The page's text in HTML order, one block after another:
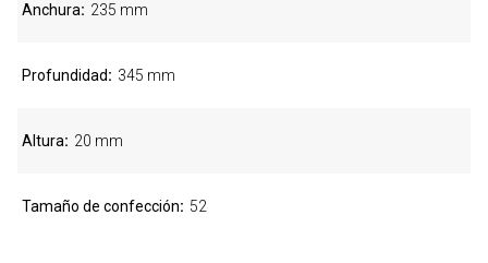
Anchura 235 mm
Profundidad 345 mm
Altura 20 mm
Tamaño de confección 52